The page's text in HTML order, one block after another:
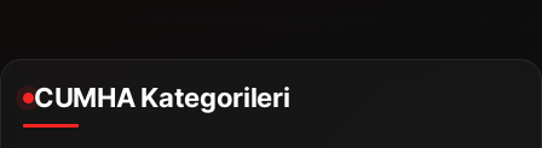
CUMHA Kategorileri